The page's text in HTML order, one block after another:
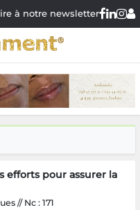
à notre newsletter
efforts pour assurer la
// Nc : 171